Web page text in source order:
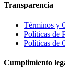
Transparencia
Términos y
Políticas de
Políticas de
Cumplimiento